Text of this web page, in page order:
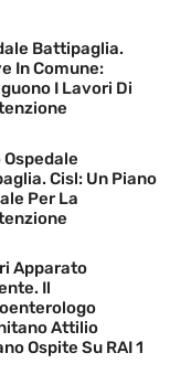
Battipaglia.
In Comune:
I Lavori Di
Ospedale
Cisl: Un Piano
Per La
Apparato
Il
Attilio
Ospite Su RAI 1